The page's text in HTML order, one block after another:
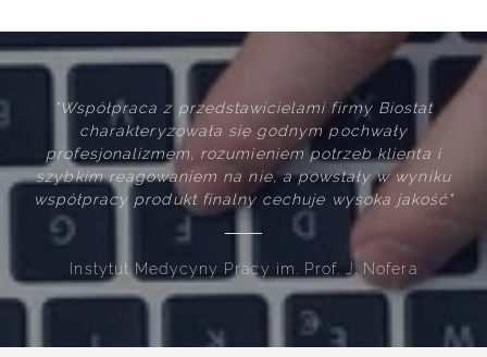
Biostat
klienta i
w wyniku
jakość"
"Firma Biostat wywiązuje się z swoich
profesjonalnie i terminowo. Zaproponowane
rozwiązania techniczne i logistyczne
oczekiwania merytoryczne oraz są
użytkownika systemu"
Mundipharma Polska